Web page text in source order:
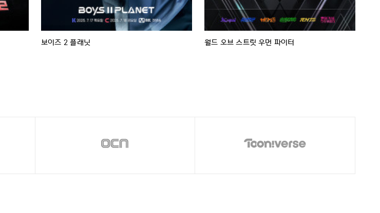
보이즈 2 플래닛 월드 오브 스트릿 우먼 파이터